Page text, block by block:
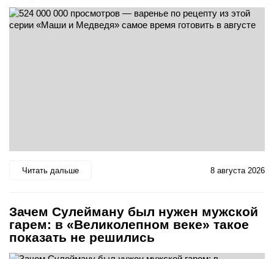
Читать дальше 8 августа 2026
Зачем Сулейману был нужен мужской
гарем: в «Великолепном веке» такое
показать не решились